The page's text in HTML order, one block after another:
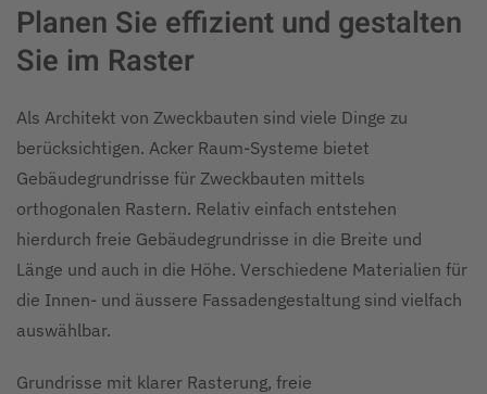
Planen Sie effizient und gestalten
Sie im Raster
Als Architekt von Zweckbauten sind viele Dinge zu
berücksichtigen. Acker Raum-Systeme bietet
Gebäudegrundrisse für Zweckbauten mittels
orthogonalen Rastern. Relativ einfach entstehen
hierdurch freie Gebäudegrundrisse in die Breite und
Länge und auch in die Höhe. Verschiedene Materialien für
die Innen- und äussere Fassadengestaltung sind vielfach
auswählbar.
Grundrisse mit klarer Rasterung, freie